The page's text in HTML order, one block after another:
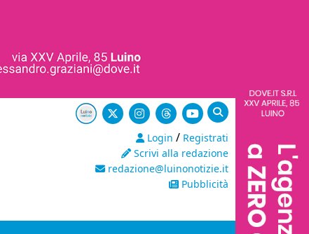
Login / Registrati
Scrivi alla redazione
redazione@luinonotizie.it
Pubblicità